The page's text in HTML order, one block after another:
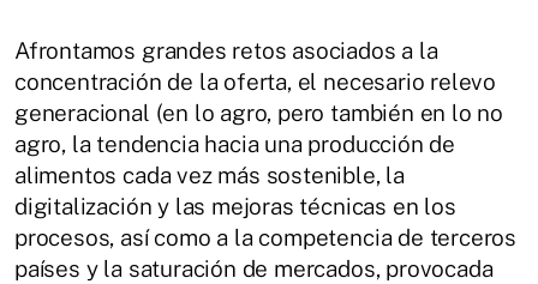
Afrontamos grandes retos asociados a la
concentración de la oferta, el necesario relevo
generacional (en lo agro, pero también en lo no
agro, la tendencia hacia una producción de
alimentos cada vez más sostenible, la
digitalización y las mejoras técnicas en los
procesos, así como a la competencia de terceros
países y la saturación de mercados, provocada